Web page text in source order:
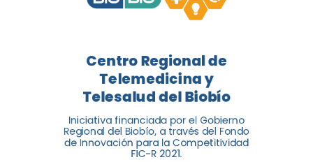
BIOBÍO
El Centro Regional de
Telemedicina y Telesalud del
Biobío presenta el balance de
tres años acercando la salud
digital a los habitantes...
Centro Regional de
Telemedicina y
Telesalud del Biobío
Iniciativa financiada por el Gobierno
Regional del Biobío, a través del Fondo
de Innovación para la Competitividad
FIC-R 2021.